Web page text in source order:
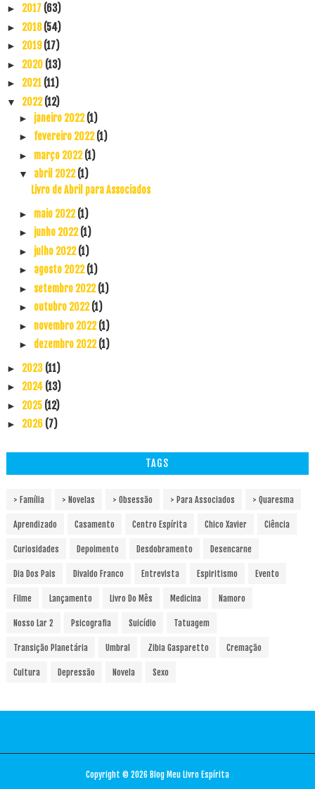
► 2017 (63)
► 2018(54)
► 2019(17)
► 2020 (13)
► 2021 (11)
▼ 2022(12)
► janeiro 2022(1)
► fevereiro 2022(1)
► março 2022(1)
▼ abril 2022(1)
Livro de Abril para Associados
► maio 2022(1)
► junho 2022(1)
► julho 2022(1)
► agosto 2022(1)
► setembro 2022(1)
► outubro 2022(1)
► novembro 2022(1)
► dezembro 2022(1)
► 2023 (11)
► 2024 (13)
► 2025 (12)
► 2026 (7)
TAGS
> Família > Novelas > Obsessão > Para Associados > Quaresma
Aprendizado Casamento Centro Espírita Chico Xavier Ciência
Curiosidades Depoimento Desdobramento Desencarne
Dia Dos Pais Divaldo Franco Entrevista Espiritismo Evento
Filme Lançamento Livro Do Mês Medicina Namoro
Nosso Lar 2 Psicografia Suicídio Tatuagem
Transição Planetária Umbral Zibia Gasparetto Cremação
Cultura Depressão Novela Sexo
Copyright © 2026 Blog Meu Livro Espírita